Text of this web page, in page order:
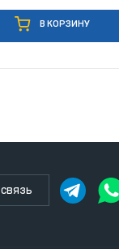
В КОРЗИНУ